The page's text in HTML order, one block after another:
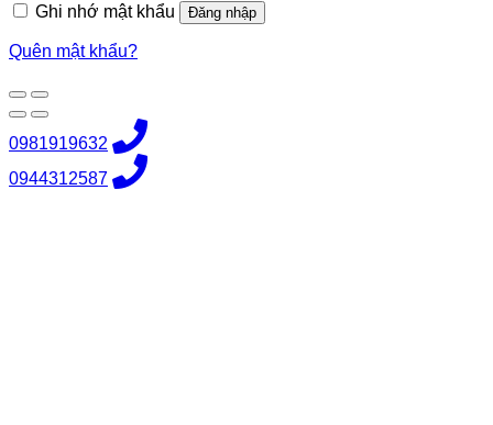
Ghi nhớ mật khẩu
Đăng nhập
Quên mật khẩu?
0981919632
0944312587